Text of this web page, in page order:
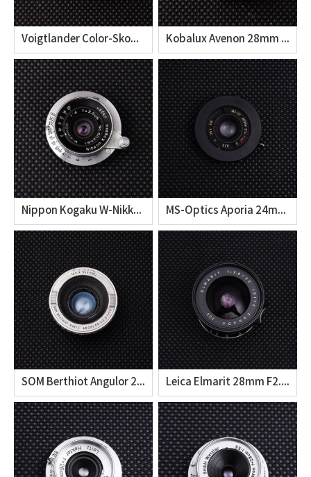
Voigtlander Color-Skopar 21mm f4 Kobalux Avenon 28mm F3.5 LTM
Nippon Kogaku W-Nikkor 2.5cm F4 CLA (와이드 니코르 2.5cm F 클리닝 및 오버홀) [Gigantoptik/거인광학] MS-Optics Aporia 24mm f2 Disassembly & CLA (미야자키 광학 아포리아 24mm F2의 렌즈 클리닝 및 오버홀) [Lens Repair & CAL/거인광학]
SOM Berthiot Angulor 28mm f3.3 Repair & CLA (솜 베르티옷 앙굴로어 28mm F3.3 클리닝 오버홀) [Lens Repair & CLA/거인광학] Leica Elmarit 28mm F2.8 V1 Disassembly & CLA (라이카 엘마릿 28mm F2.8 1세대의 렌즈 오버홀 클리닝) [Lens Repair & CLA/거인광학]